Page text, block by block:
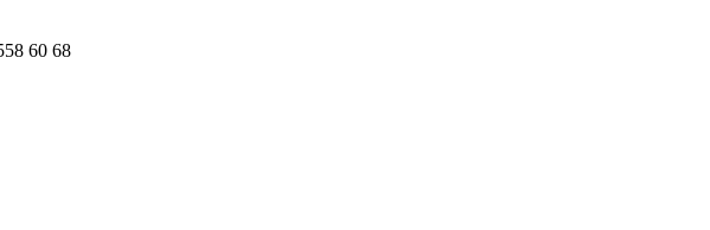
60 68